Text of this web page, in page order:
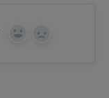
Yes No